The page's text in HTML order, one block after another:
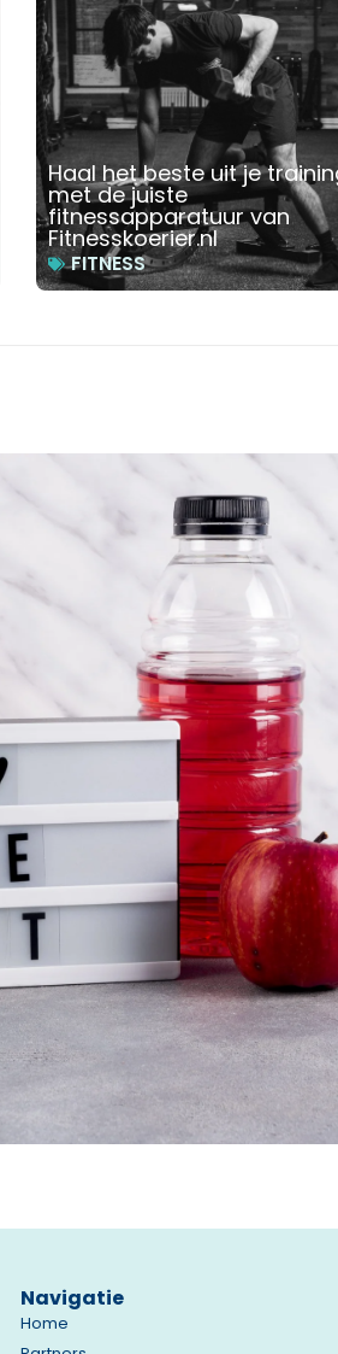
Haal het beste uit je
met de juiste
fitnessapparatuur van
Fitnesskoerier.nl
FITNESS
Navigatie
Home